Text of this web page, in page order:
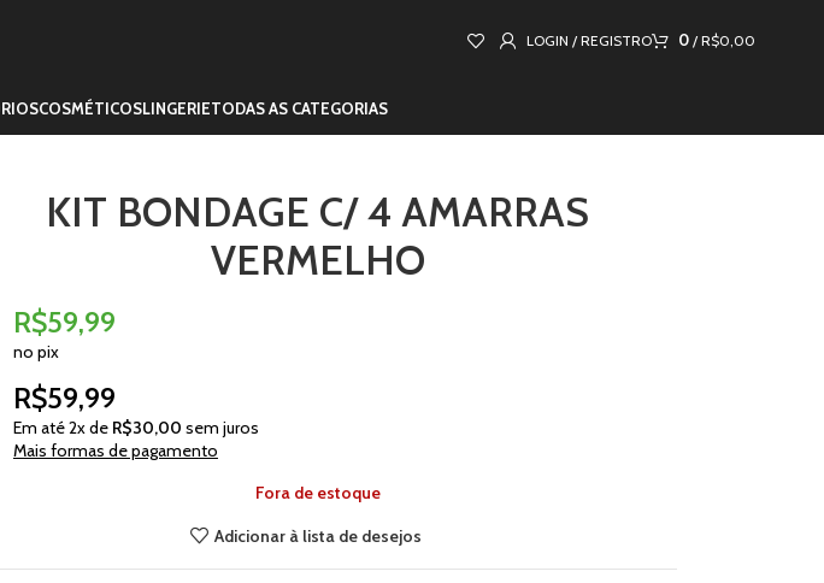
LOGIN / REGISTRO 0 / R$0,00
COSMÉTICOSLINGERIETODAS AS CATEGORIAS
KIT BONDAGE C/ 4 AMARRAS
VERMELHO
R$59,99
no pix
R$59,99
Em até2x de R$30,00 sem juros
Mais formas de pagamento
Fora de estoque
Adicionar à lista de desejos